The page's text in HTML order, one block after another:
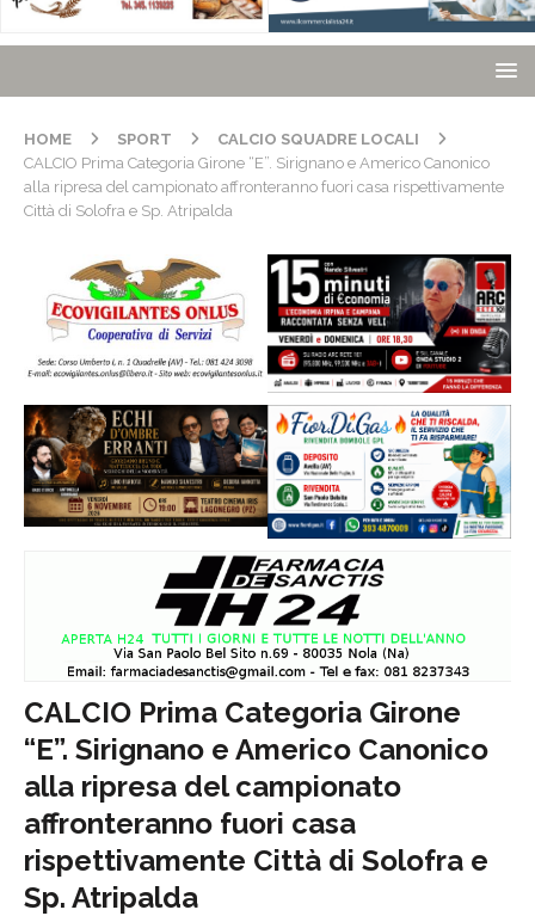
HOME SPORT
CALCIO SQUADRE LOCALI
CALCIO Prima Categoria Girone “E”. Sirignano e Americo Canonico
alla ripresa del campionato affronteranno fuori casa rispettivamente
Città di Solofra e Sp. Atripalda
CALCIO Prima Categoria Girone
“E”. Sirignano e Americo Canonico
alla ripresa del campionato
affronteranno fuori casa
rispettivamente Città di Solofra e
Sp. Atripalda